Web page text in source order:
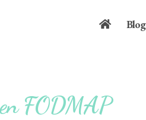
Blog
FODMAP